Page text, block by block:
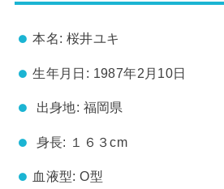
本名: 桜井ユキ
生年月日: 1987年2月10日
出身地: 福岡県
身長: １６３cm
血液型: O型